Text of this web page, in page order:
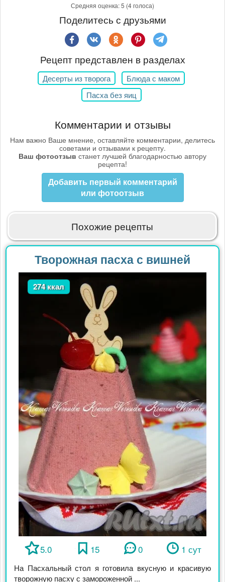
Средняя оценка:5 (4 голоса)
Поделитесь с друзьями
Рецепт представлен в разделах
Десерты из творога
Блюда с маком
Пасха без яиц
Комментарии и отзывы
Нам важно Ваше мнение, оставляйте комментарии, делитесь
советами и отзывами к рецепту.
Ваш фотоотзыв станет лучшей благодарностью автору
рецепта!
Добавить первый комментарий
или фотоотзыв
Похожие рецепты
Творожная пасха с вишней
274 ккал
5.0 15 0 1 сут
На Пасхальный стол я готовила вкусную и красивую
творожную пасху с замороженной ...